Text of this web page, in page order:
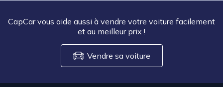
CapCar vous aide aussi à vendre votre voiture facilement
et au meilleur prix !
Vendre sa voiture